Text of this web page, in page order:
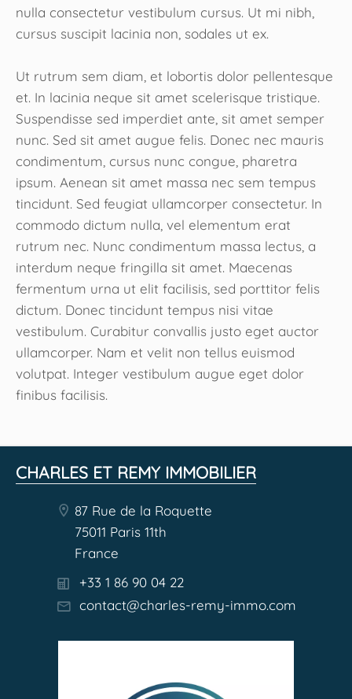
nulla consectetur vestibulum cursus. Ut mi nibh,
cursus suscipit lacinia non, sodales ut ex.
Ut rutrum sem diam, et lobortis dolor pellentesque
et. In lacinia neque sit amet scelerisque tristique.
Suspendisse sed imperdiet ante, sit amet semper
nunc. Sed sit amet augue felis. Donec nec mauris
condimentum, cursus nunc congue, pharetra
ipsum. Aenean sit amet massa nec sem tempus
tincidunt. Sed feugiat ullamcorper consectetur. In
commodo dictum nulla, vel elementum erat
rutrum nec. Nunc condimentum massa lectus, a
interdum neque fringilla sit amet. Maecenas
fermentum urna ut elit facilisis, sed porttitor felis
dictum. Donec tincidunt tempus nisi vitae
vestibulum. Curabitur convallis justo eget auctor
ullamcorper. Nam et velit non tellus euismod
volutpat. Integer vestibulum augue eget dolor
finibus facilisis.
CHARLES ET REMY IMMOBILIER
87 Rue de la Roquette
75011 Paris 11th
France
+33 1 86 90 04 22
contact@charles-remy-immo.com